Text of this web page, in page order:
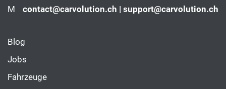
M
contact@carvolution.ch | support@carvolution.ch
Blog
Jobs
Fahrzeuge